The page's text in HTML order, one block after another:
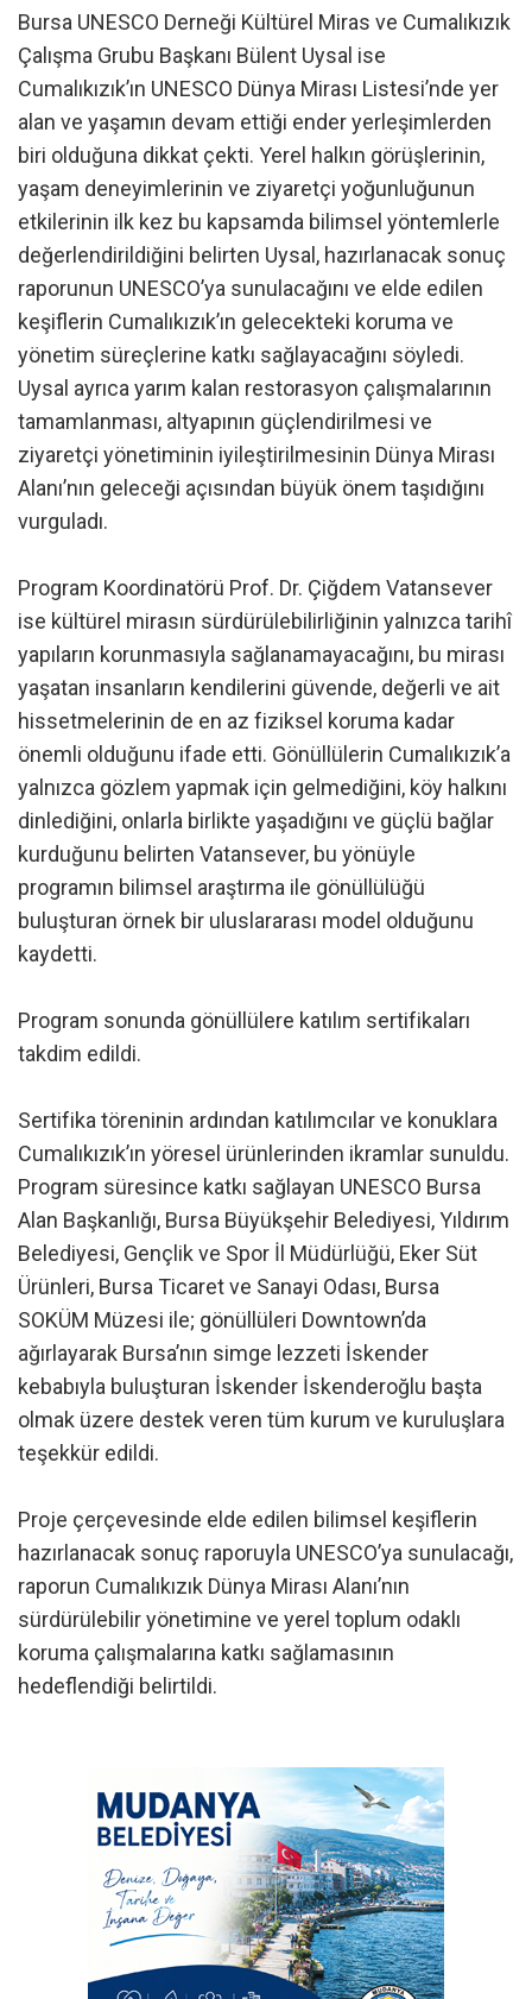
Bursa UNESCO Derneği Kültürel Miras ve Cumalıkızık
Çalışma Grubu Başkanı Bülent Uysal ise
Cumalıkızık’ın UNESCO Dünya Mirası Listesi’nde yer
alan ve yaşamın devam ettiği ender yerleşimlerden
biri olduğuna dikkat çekti. Yerel halkın görüşlerinin,
yaşam deneyimlerinin ve ziyaretçi yoğunluğunun
etkilerinin ilk kez bu kapsamda bilimsel yöntemlerle
değerlendirildiğini belirten Uysal, hazırlanacak sonuç
raporunun UNESCO’ya sunulacağını ve elde edilen
keşiflerin Cumalıkızık’ın gelecekteki koruma ve
yönetim süreçlerine katkı sağlayacağını söyledi.
Uysal ayrıca yarım kalan restorasyon çalışmalarının
tamamlanması, altyapının güçlendirilmesi ve
ziyaretçi yönetiminin iyileştirilmesinin Dünya Mirası
Alanı’nın geleceği açısından büyük önem taşıdığını
vurguladı.
Program Koordinatörü Prof. Dr. Çiğdem Vatansever
ise kültürel mirasın sürdürülebilirliğinin yalnızca tarihî
yapıların korunmasıyla sağlanamayacağını, bu mirası
yaşatan insanların kendilerini güvende, değerli ve ait
hissetmelerinin de en az fiziksel koruma kadar
önemli olduğunu ifade etti. Gönüllülerin Cumalıkızık’a
yalnızca gözlem yapmak için gelmediğini, köy halkını
dinlediğini, onlarla birlikte yaşadığını ve güçlü bağlar
kurduğunu belirten Vatansever, bu yönüyle
programın bilimsel araştırma ile gönüllülüğü
buluşturan örnek bir uluslararası model olduğunu
kaydetti.
Program sonunda gönüllülere katılım sertifikaları
takdim edildi.
Sertifika töreninin ardından katılımcılar ve konuklara
Cumalıkızık’ın yöresel ürünlerinden ikramlar sunuldu.
Program süresince katkı sağlayan UNESCO Bursa
Alan Başkanlığı, Bursa Büyükşehir Belediyesi, Yıldırım
Belediyesi, Gençlik ve Spor İl Müdürlüğü, Eker Süt
Ürünleri, Bursa Ticaret ve Sanayi Odası, Bursa
SOKÜM Müzesi ile; gönüllüleri Downtown’da
ağırlayarak Bursa’nın simge lezzeti İskender
kebabıyla buluşturan İskender İskenderoğlu başta
olmak üzere destek veren tüm kurum ve kuruluşlara
teşekkür edildi.
Proje çerçevesinde elde edilen bilimsel keşiflerin
hazırlanacak sonuç raporuyla UNESCO’ya sunulacağı,
raporun Cumalıkızık Dünya Mirası Alanı’nın
sürdürülebilir yönetimine ve yerel toplum odaklı
koruma çalışmalarına katkı sağlamasının
hedeflendiği belirtildi.